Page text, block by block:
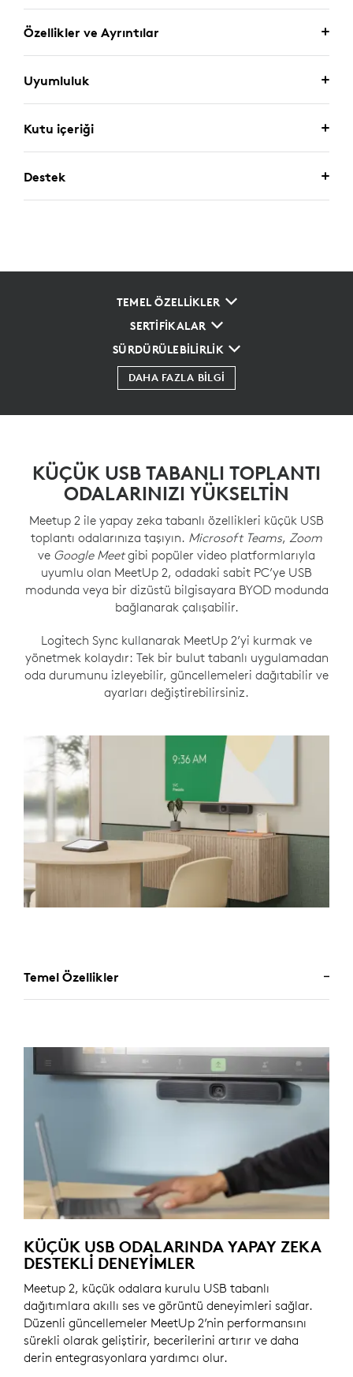
Özellikler ve Ayrıntılar
Uyumluluk
Kutu içeriği
Destek
TEMEL ÖZELLİKLER
SERTİFİKALAR
SÜRDÜRÜLEBILIRLIK
DAHA FAZLA BILGI
KÜÇÜK USB TABANLI TOPLANTI
ODALARINIZI YÜKSELTIN
Meetup 2 ile yapay zeka tabanlı özellikleri küçük USB
toplantı odalarınıza taşıyın. Microsoft Teams, Zoom
ve Google Meetgibi popüler video platformlarıyla
uyumlu olan MeetUp 2, odadaki sabit PC’ye USB
modunda veya bir dizüstü bilgisayara BYOD modunda
bağlanarak çalışabilir.
Logitech Sync kullanarak MeetUp 2’yi kurmak ve
yönetmek kolaydır: Tek bir bulut tabanlı uygulamadan
oda durumunu izleyebilir, güncellemeleri dağıtabilir ve
ayarları değiştirebilirsiniz.
Temel Özellikler
KÜÇÜK USB ODALARINDA YAPAY ZEKA
DESTEKLI DENEYIMLER
Meetup 2, küçük odalara kurulu USB tabanlı
dağıtımlara akıllı ses ve görüntü deneyimleri sağlar.
Düzenli güncellemeler MeetUp 2’nin performansını
sürekli olarak geliştirir, becerilerini artırır ve daha
derin entegrasyonlara yardımcı olur.